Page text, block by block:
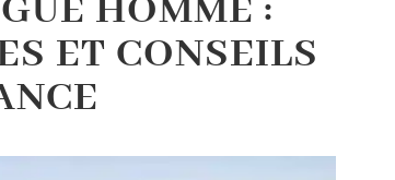
HOMME :
ET CONSEILS